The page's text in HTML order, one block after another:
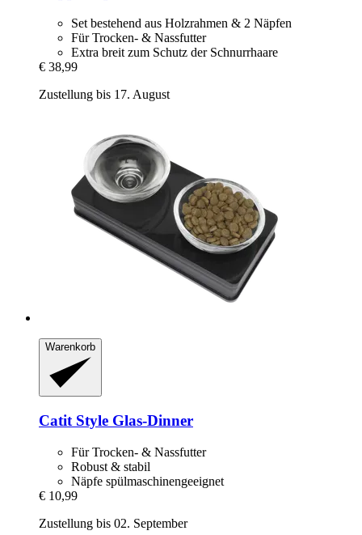
Set bestehend aus Holzrahmen & 2 Näpfen
Für Trocken- & Nassfutter
Extra breit zum Schutz der Schnurrhaare
€ 38,99
Zustellung bis 17. August
Warenkorb
Catit Style Glas-​Dinner
Für Trocken- & Nassfutter
Robust & stabil
Näpfe spülmaschinengeeignet
€ 10,99
Zustellung bis 02. September